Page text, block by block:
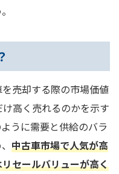
売却する際の市場価値
高く売れるのかを示す
うに需要と供給のバラ
中古車市場で人気が高
セールバリューが高く